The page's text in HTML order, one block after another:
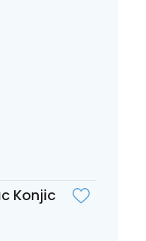
Konjic